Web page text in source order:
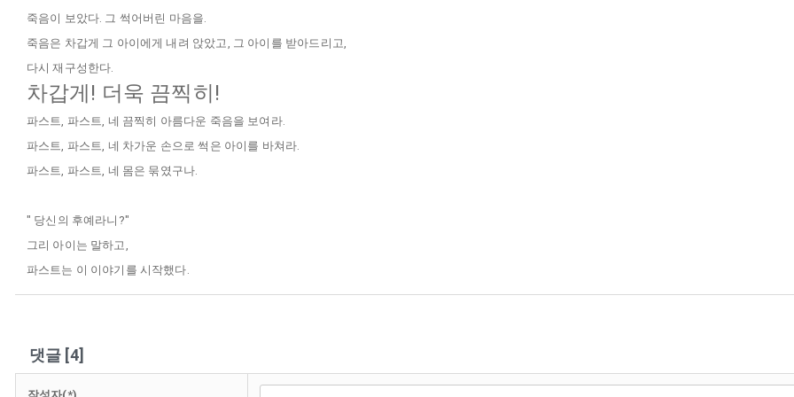
죽음이 보았다. 그 썩어버린 마음을.
죽음은 차갑게 그 아이에게 내려 앉았고, 그 아이를 받아드리고,
다시 재구성한다.
차갑게! 더욱 끔찍히!
파스트, 파스트, 네 끔찍히 아름다운 죽음을 보여라.
파스트, 파스트, 네 차가운 손으로 썩은 아이를 바쳐라.
파스트, 파스트, 네 몸은 묶였구나.
" 당신의 후예라니?"
그리 아이는 말하고,
파스트는 이 이야기를 시작했다.
댓글 [4]